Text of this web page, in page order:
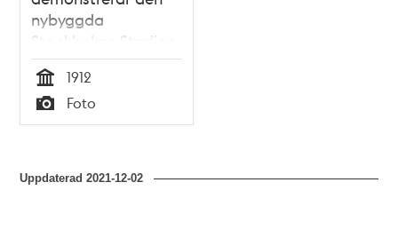
nybyggda
Stockholms Stadion
år 1912 för Sveriges
Riksdag.
Tid
1912
Typ
Foto
Uppdaterad2021-12-02